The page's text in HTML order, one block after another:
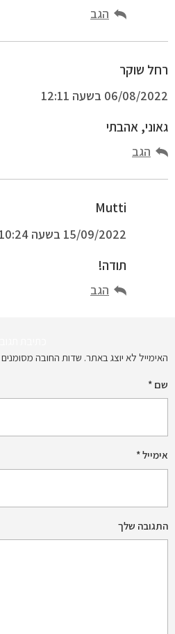
הגב
רחל שוקר
06/08/2022 בשעה 12:11
גאוני, אהבתי
הגב
Mutti
15/09/2022 בשעה 10:24
תודה!
הגב
האימייל לא יוצג באתר. שדות החובה מסומנים
שם *
אימייל*
התגובה שלך